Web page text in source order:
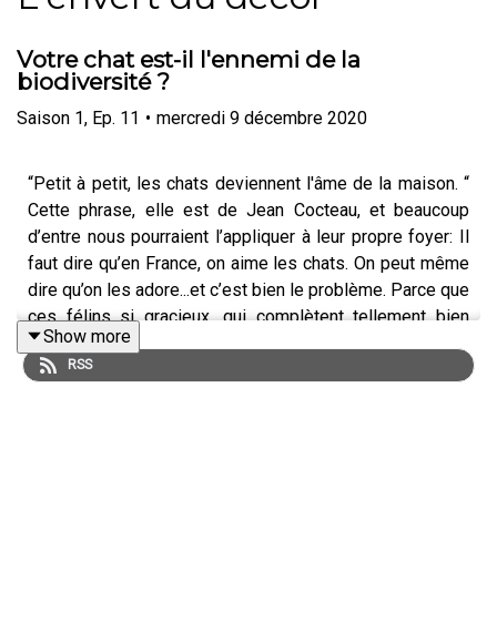
Votre chat est-il l'ennemi de la
biodiversité ?
Saison 1, Ep. 11 • mercredi 9 décembre 2020
“Petit à petit, les chats deviennent l'âme de la maison. “
Cette phrase, elle est de Jean Cocteau, et beaucoup
d’entre nous pourraient l’appliquer à leur propre foyer: Il
faut dire qu’en France, on aime les chats. On peut même
dire qu’on les adore...et c’est bien le problème. Parce que
ces félins si gracieux, qui complètent tellement bien
votre sofa quand vous rentrez à la maison, peuvent se
transformer en catastrophe environnementale.
Show more
RSS